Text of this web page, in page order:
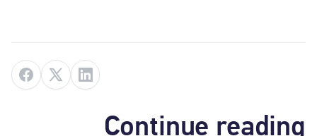
Continue reading